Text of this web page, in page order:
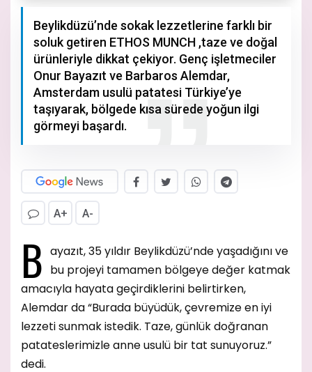
Beylikdüzü’nde sokak lezzetlerine farklı bir
soluk getiren ETHOS MUNCH ,taze ve doğal
ürünleriyle dikkat çekiyor. Genç işletmeciler
Onur Bayazıt ve Barbaros Alemdar,
Amsterdam usulü patatesi Türkiye’ye
taşıyarak, bölgede kısa sürede yoğun ilgi
görmeyi başardı.
A+ A-
B ayazıt, 35 yıldır Beylikdüzü’nde yaşadığını ve
bu projeyi tamamen bölgeye değer katmak
amacıyla hayata geçirdiklerini belirtirken,
Alemdar da “Burada büyüdük, çevremize en iyi
lezzeti sunmak istedik. Taze, günlük doğranan
patateslerimizle anne usulü bir tat sunuyoruz.”
dedi.